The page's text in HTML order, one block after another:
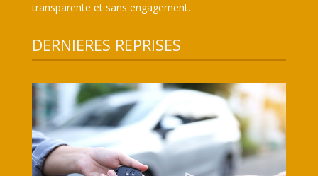
transparente et sans engagement.
DERNIERES REPRISES